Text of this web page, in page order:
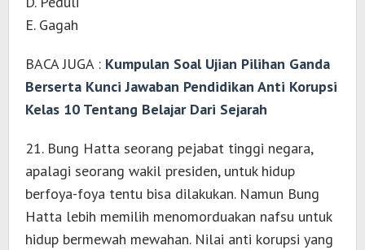
E. Gagah
BACA JUGA : Kumpulan Soal Ujian Pilihan Ganda
Berserta Kunci Jawaban Pendidikan Anti Korupsi
Kelas 10 Tentang Belajar Dari Sejarah
21. Bung Hatta seorang pejabat tinggi negara,
apalagi seorang wakil presiden, untuk hidup
berfoya-foya tentu bisa dilakukan. Namun Bung
Hatta lebih memilih menomorduakan nafsu untuk
hidup bermewah mewahan. Nilai anti korupsi yang